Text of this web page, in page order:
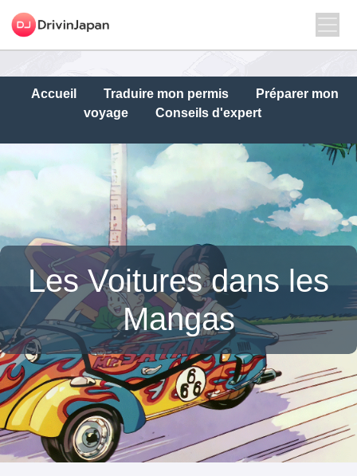
Accueil Traduire mon permis
Préparer mon
voyage
Conseils d'expert
Les Voitures dans les
Mangas